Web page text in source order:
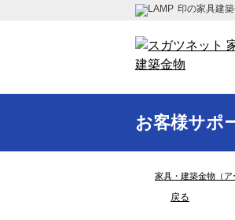
印の家具建
お客様サポ
家具・建築金物（ア
戻る